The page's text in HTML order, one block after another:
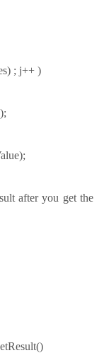
; j++ )
you get the